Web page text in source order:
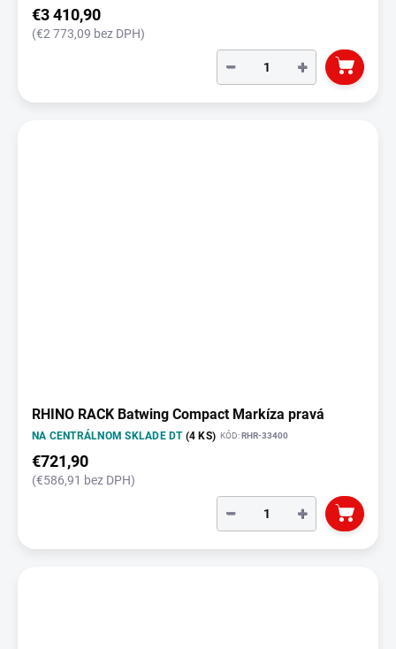
€3 410,90
(€2 773,09 bez DPH)
+
−
RHINO RACK Batwing Compact Markíza pravá
NA CENTRÁLNOM SKLADE DT (4 KS) KÓD: RHR-33400
€721,90
(€586,91 bez DPH)
+
−